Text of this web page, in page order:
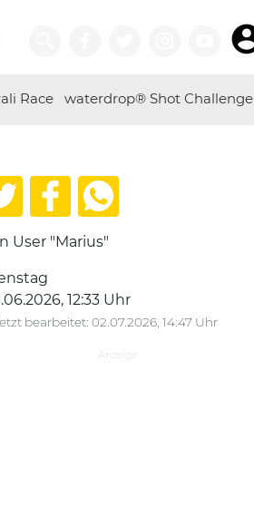
Race waterdrop® Shot Challenge
User "Marius"
12:33 Uhr
bearbeitet: 02.07.2026, 14:47 Uhr